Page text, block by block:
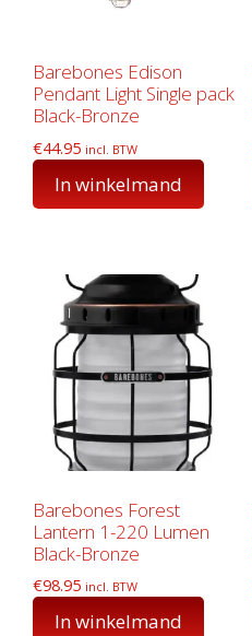
Barebones Edison
Pendant Light Single pack
Black-Bronze
€44.95 incl. BTW
In winkelmand
Barebones Forest
Lantern 1-220 Lumen
Black-Bronze
€98.95 incl. BTW
In winkelmand